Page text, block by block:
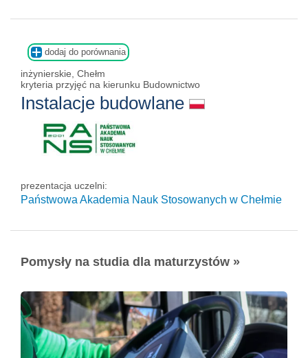
dodaj do porównania
inżynierskie, Chełm
kryteria przyjęć na kierunku Budownictwo
Instalacje budowlane
prezentacja uczelni:
Państwowa Akademia Nauk Stosowanych w Chełmie
Pomysły na studia dla maturzystów »